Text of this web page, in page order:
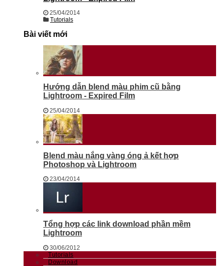
25/04/2014
Tutorials
Bài viết mới
Hướng dẫn blend màu phim cũ bằng
Lightroom - Expired Film
25/04/2014
Blend màu nắng vàng óng ả kết hợp
Photoshop và Lightroom
23/04/2014
Tổng hợp các link download phần mềm
Lightroom
30/06/2012
Tutorials
Download